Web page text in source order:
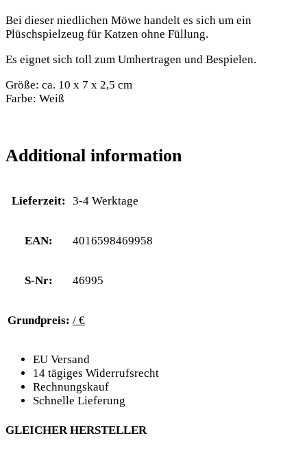
Bei dieser niedlichen Möwe handelt es sich um ein
Plüschspielzeug für Katzen ohne Füllung.
Es eignet sich toll zum Umhertragen und Bespielen.
Größe: ca. 10 x 7 x 2,5 cm
Farbe: Weiß
Additional information
Lieferzeit: 3-4 Werktage
EAN: 4016598469958
S-Nr: 46995
Grundpreis: / €
EU Versand
14 tägiges Widerrufsrecht
Rechnungskauf
Schnelle Lieferung
GLEICHER HERSTELLER